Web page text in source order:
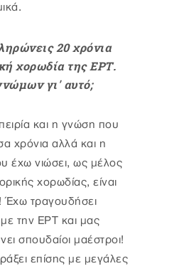
20 χρόνια
χορωδία της ΕΡΤ.
γι' αυτό;
και η γνώση που
χρόνια αλλά και η
έχω νιώσει, ως μέλος
χορωδίας, είναι
Έχω τραγουδήσει
την ΕΡΤ και μας
σπουδαίοι μαέστροι!
επίσης με μεγάλες